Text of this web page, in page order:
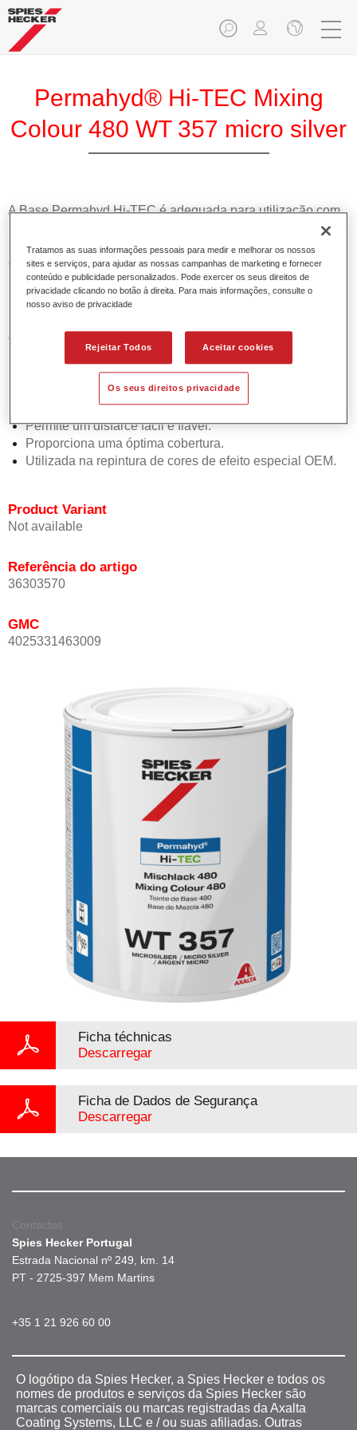
Permahyd® Hi-TEC Mixing
Colour 480 WT 357 micro silver
A Base Permahyd Hi-TEC é adequada para utilização com
sistema de base bicamada aquosa. Este sistema de mistura
contém todas as cores lisas e de efeito necessárias para a
repintura de alta qualidade de veículos automóveis de
passageiros.
Características do produto
Simples e rápido de aplicar.
Oferece uma precisão de cor excepcional mesmo com
orientação de efeito.
Promove tempos de processo curtos.
Permite um disfarce fácil e fiável.
Proporciona uma óptima cobertura.
Utilizada na repintura de cores de efeito especial OEM.
Product Variant
Not available
Referência do artigo
36303570
GMC
4025331463009
Ficha téchnicas
Descarregar
Ficha de Dados de Segurança
Descarregar
Contactos
Spies Hecker Portugal
Estrada Nacional nº 249, km. 14
PT - 2725-397 Mem Martins
+35 1 21 926 60 00
O logótipo da Spies Hecker, a Spies Hecker e todos os
nomes de produtos e serviços da Spies Hecker são
marcas comerciais ou marcas registradas da Axalta
Coating Systems, LLC e / ou suas afiliadas. Outras
Tratamos as suas informações pessoais para medir e melhorar os nossos
sites e serviços, para ajudar as nossas campanhas de marketing e fornecer
conteúdo e publicidade personalizados. Pode exercer os seus direitos de
privacidade clicando no botão à direita. Para mais informações, consulte o
nosso aviso de privacidade
Rejeitar Todos Aceitar cookies
Os seus direitos privacidade